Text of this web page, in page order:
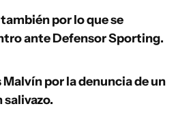
por lo que se
ante Defensor Sporting.
Malvín por la denuncia de un